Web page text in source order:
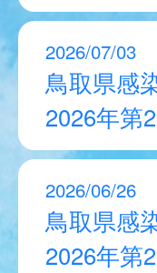
2026/07/03
鳥取県感
2026年第
2026/06/26
鳥取県感
2026年第